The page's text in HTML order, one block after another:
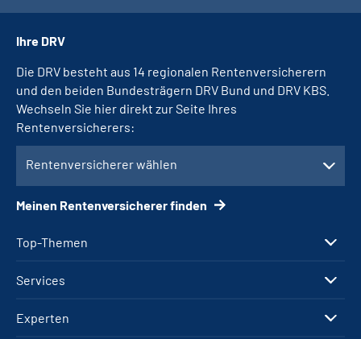
Top-Themen
Services
Experten
Ihre DRV
Die DRV besteht aus 14 regionalen Rentenversicherern
und den beiden Bundesträgern DRV Bund und DRV KBS.
Wechseln Sie hier direkt zur Seite Ihres
Rentenversicherers:
Rentenversicherer wählen
Meinen Rentenversicherer finden